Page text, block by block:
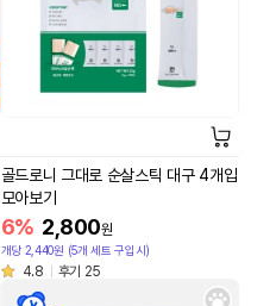
골드로니 그대로 순살스틱 대구 4개입
모아보기
6% 2,800원
개당 2,440원 (5개 세트 구입시)
4.8 후기 25